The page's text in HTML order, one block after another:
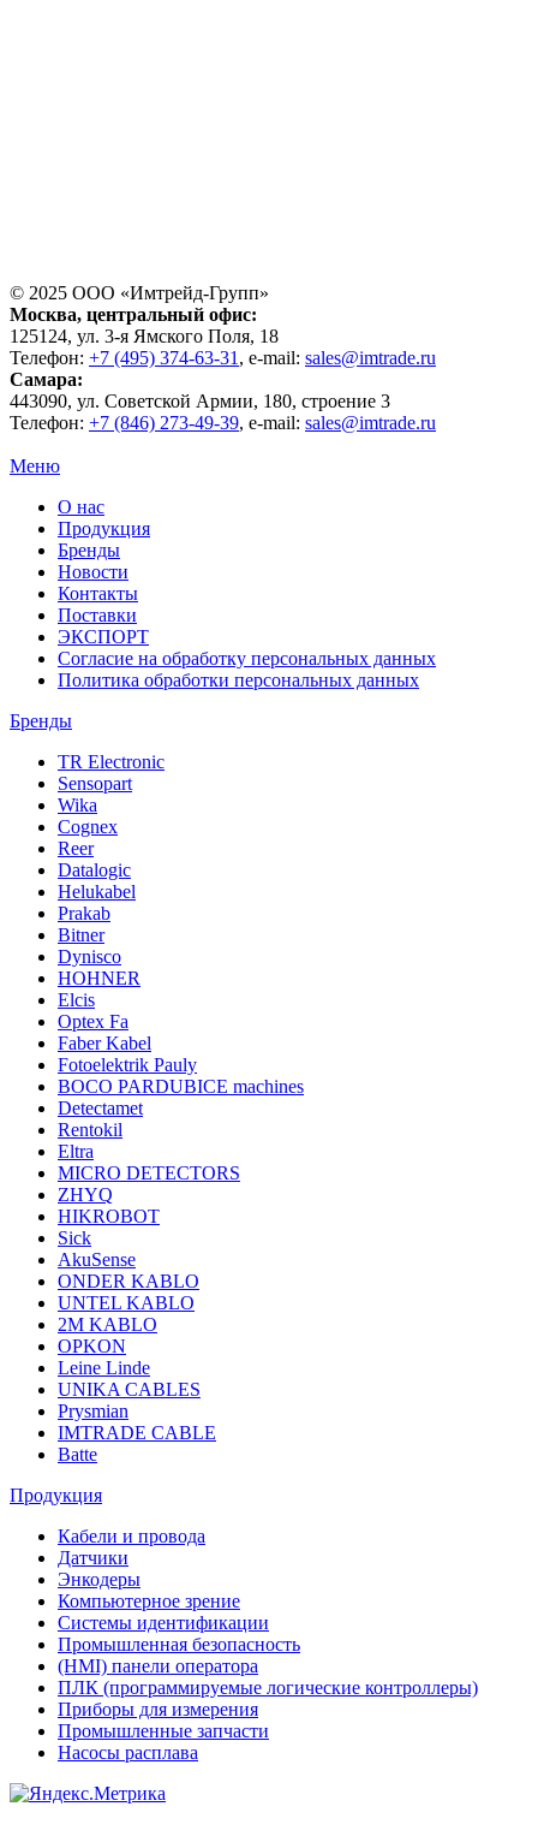
© 2025 ООО «Имтрейд-Групп»
Москва, центральный офис:
125124, ул. 3-я Ямского Поля, 18
Телефон: +7 (495) 374-63-31 , e-mail: sales@imtrade.ru
Самара:
443090, ул. Советской Армии, 180, строение 3
Телефон: +7 (846) 273-49-39, e-mail: sales@imtrade.ru
Меню
О нас
Продукция
Бренды
Новости
Контакты
Поставки
ЭКСПОРТ
Согласие на обработку персональных данных
Политика обработки персональных данных
Бренды
TR Electronic
Sensopart
Wika
Cognex
Reer
Datalogic
Helukabel
Prakab
Bitner
Dynisco
HOHNER
Elcis
Optex Fa
Faber Kabel
Fotoelektrik Pauly
BOCO PARDUBICE machines
Detectamet
Rentokil
Eltra
MICRO DETECTORS
ZHYQ
HIKROBOT
Sick
AkuSense
ONDER KABLO
UNTEL KABLO
2M KABLO
OPKON
Leine Linde
UNIKA CABLES
Prysmian
IMTRADE CABLE
Batte
Продукция
Кабели и провода
Датчики
Энкодеры
Компьютерное зрение
Системы идентификации
Промышленная безопасность
(HMI) панели оператора
ПЛК (программируемые логические контроллеры)
Приборы для измерения
Промышленные запчасти
Насосы расплава